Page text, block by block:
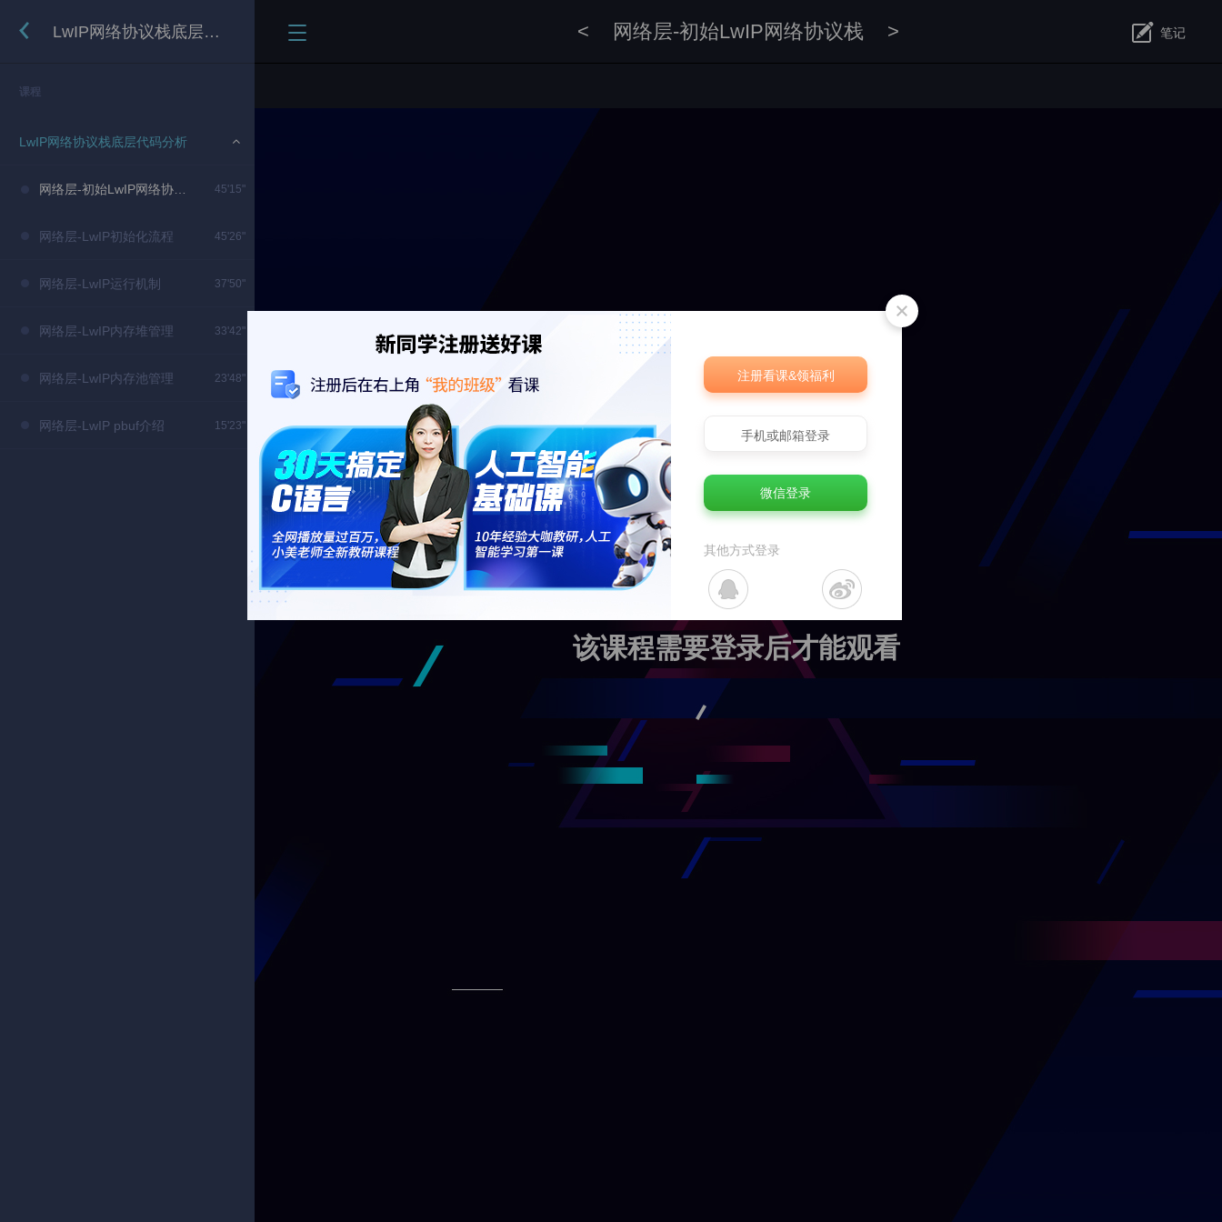
LwIP网络协议栈底层代码分析
课程
LwIP网络协议栈底层代码分析
45'15"
网络层-LwIP初始化流程 45'26"
网络层-LwIP运行机制 37'50"
网络层-LwIP内存堆管理 33'42"
网络层-LwIP内存池管理 23'48"
网络层-LwIP pbuf介绍 15'23"
< 网络层-初始LwIP网络协议栈 > 笔记
该课程需要登录后才能观看
注册看课&领福利
手机或邮箱登录
微信登录
其他方式登录